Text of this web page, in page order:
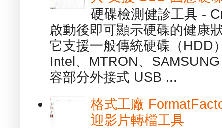
硬碟檢測健診工具 -
啟動後即可顯示硬碟的健康
它支援一般傳統硬碟（HDD
Intel、MTRON、
容部分外接式 USB ...
格式工廠
迎影片轉檔工具